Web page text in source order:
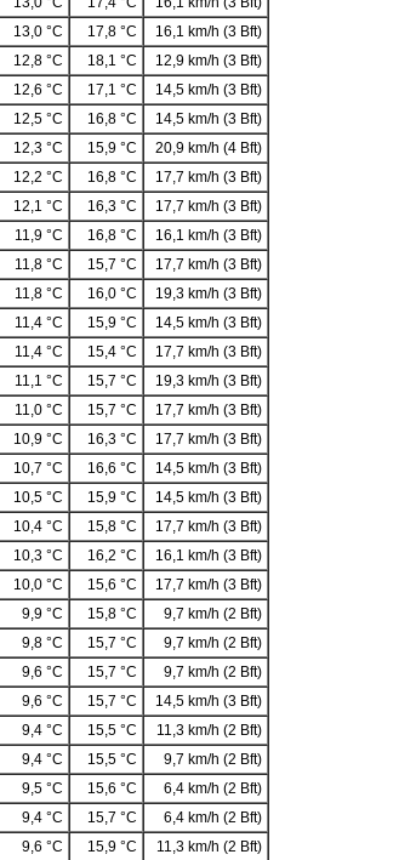
13,0 °C 17,8 °C
16,1 km/h (3 Bft)
12,8 °C 18,1 °C
12,9 km/h (3 Bft)
12,6 °C 17,1 °C
14,5 km/h (3 Bft)
12,5 °C 16,8 °C
14,5 km/h (3 Bft)
12,3 °C 15,9 °C
20,9 km/h (4 Bft)
12,2 °C 16,8 °C
17,7 km/h (3 Bft)
12,1 °C 16,3 °C
17,7 km/h (3 Bft)
11,9 °C 16,8 °C
16,1 km/h (3 Bft)
11,8 °C 15,7 °C
17,7 km/h (3 Bft)
11,8 °C 16,0 °C
19,3 km/h (3 Bft)
11,4 °C 15,9 °C
14,5 km/h (3 Bft)
11,4 °C 15,4 °C
17,7 km/h (3 Bft)
11,1 °C 15,7 °C
19,3 km/h (3 Bft)
11,0 °C 15,7 °C
17,7 km/h (3 Bft)
10,9 °C 16,3 °C
17,7 km/h (3 Bft)
10,7 °C 16,6 °C
14,5 km/h (3 Bft)
10,5 °C 15,9 °C
14,5 km/h (3 Bft)
10,4 °C 15,8 °C
17,7 km/h (3 Bft)
10,3 °C 16,2 °C
16,1 km/h (3 Bft)
10,0 °C 15,6 °C
17,7 km/h (3 Bft)
9,9 °C 15,8 °C
9,7 km/h (2 Bft)
9,8 °C 15,7 °C
9,7 km/h (2 Bft)
9,6 °C 15,7 °C
9,7 km/h (2 Bft)
9,6 °C 15,7 °C
14,5 km/h (3 Bft)
9,4 °C 15,5 °C
11,3 km/h (2 Bft)
9,4 °C 15,5 °C
9,7 km/h (2 Bft)
9,5 °C 15,6 °C
6,4 km/h (2 Bft)
9,4 °C 15,7 °C
6,4 km/h (2 Bft)
9,6 °C 15,9 °C 11,3 km/h (2 Bft)